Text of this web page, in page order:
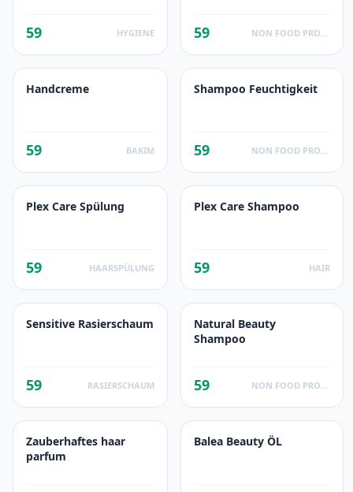
59 HYGIENE 59
Handcreme
59 BAKIM
Shampoo Feuchtigkeit
59
Plex Care Spülung
59 HAARSPÜLUNG
Plex Care Shampoo
59 HAIR
Sensitive Rasierschaum
59 RASIERSCHAUM
Natural Beauty
Shampoo
59
Zauberhaftes haar
parfum
Balea Beauty ÖL